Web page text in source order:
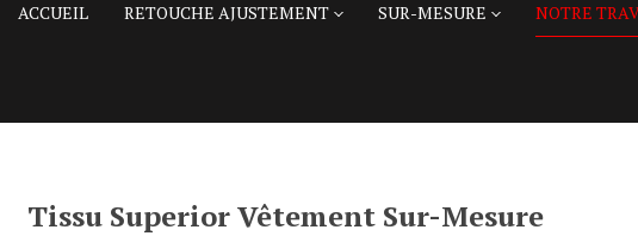
ACCUEIL RETOUCHE AJUSTEMENT SUR-MESURE NOTRE
Tissu Superior Vêtement Sur-Mesure